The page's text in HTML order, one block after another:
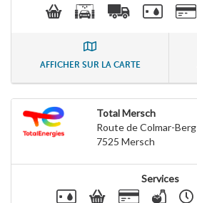
AFFICHER SUR LA CARTE
Total Mersch
Route de Colmar-Berg
7525 Mersch
Services